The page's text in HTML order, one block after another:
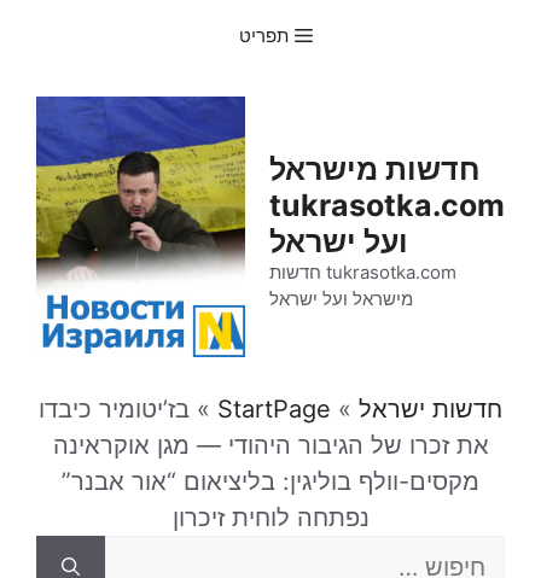
תפריט
חדשות מישראל
tukrasotka.com
ועל ישראל
tukrasotka.com חדשות
מישראל ועל ישראל
חדשות ישראל »
StartPage
» בז’יטומיר כיבדו
את זכרו של הגיבור היהודי — מגן אוקראינה
מקסים-וולף בוליגין: בליציאום “אור אבנר”
נפתחה לוחית זיכרון